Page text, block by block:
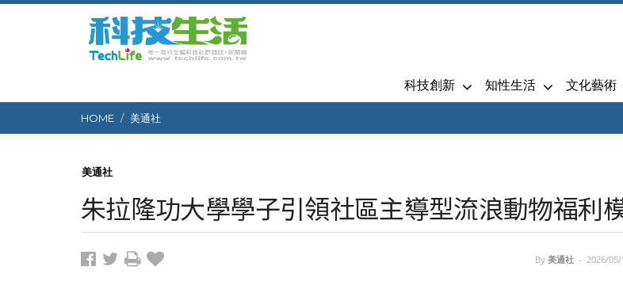
科技創新 知性生活 文化藝術
HOME 美通社
美通社
朱拉隆功大學學子引領社區主導型流浪動物福利
By 美通社 - 2026/05/